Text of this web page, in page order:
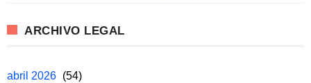
ARCHIVO LEGAL
abril 2026 (54)